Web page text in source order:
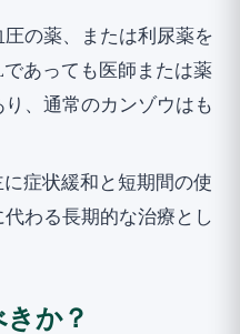
圧の薬、または利尿薬を
あっても医師または薬
、通常のカンゾウはも
に症状緩和と短期間の使
わる長期的な治療とし
か？